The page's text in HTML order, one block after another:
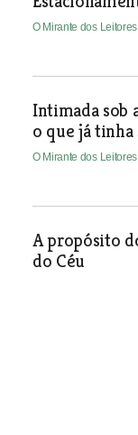
O Mirante dos Leitores
Intimada sob
o que já
O Mirante dos Leitores
A propósito
do Céu